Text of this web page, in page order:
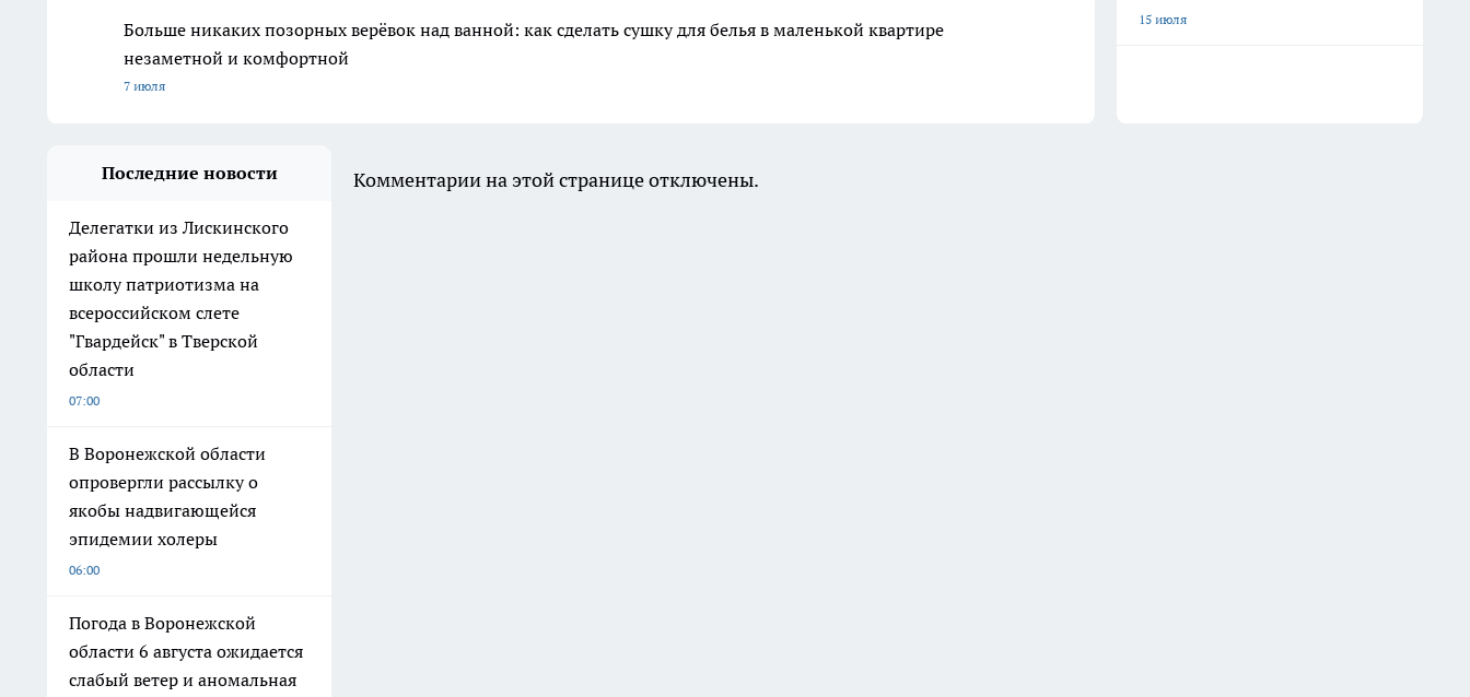
Больше никаких позорных верёвок над ванной: как сделать сушку для белья в маленькой квартире
незаметной и комфортной
7 июля
15 июля
Последние новости
Делегатки из Лискинского
района прошли недельную
школу патриотизма на
всероссийском слете
"Гвардейск" в Тверской
области
07:00
В Воронежской области
опровергли рассылку о
якобы надвигающейся
эпидемии холеры
06:00
Погода в Воронежской
области 6 августа ожидается
слабый ветер и аномальная
Комментарии на этой странице отключены.